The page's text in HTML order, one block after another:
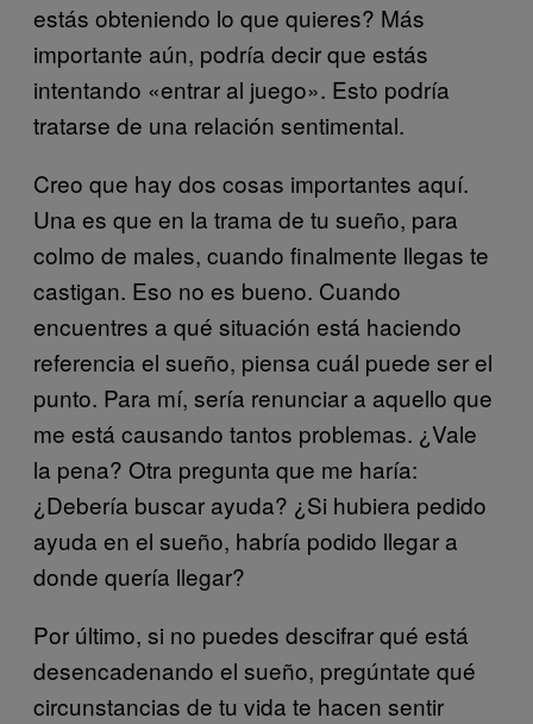
estás obteniendo lo que quieres? Más
importante aún, podría decir que estás
intentando «entrar al juego». Esto podría
tratarse de una relación sentimental.
Creo que hay dos cosas importantes aquí.
Una es que en la trama de tu sueño, para
colmo de males, cuando finalmente llegas te
castigan. Eso no es bueno. Cuando
encuentres a qué situación está haciendo
referencia el sueño, piensa cuál puede ser el
punto. Para mí, sería renunciar a aquello que
me está causando tantos problemas. ¿Vale
la pena? Otra pregunta que me haría:
¿Debería buscar ayuda? ¿Si hubiera pedido
ayuda en el sueño, habría podido llegar a
donde quería llegar?
Por último, si no puedes descifrar qué está
desencadenando el sueño, pregúntate qué
circunstancias de tu vida te hacen sentir